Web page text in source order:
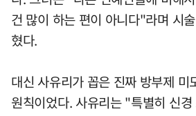
건 많이 하는 편이 아니다"라며 시
혔다.
대신 사유리가 꼽은 진짜 방부제 미
원칙이었다. 사유리는 "특별히 신